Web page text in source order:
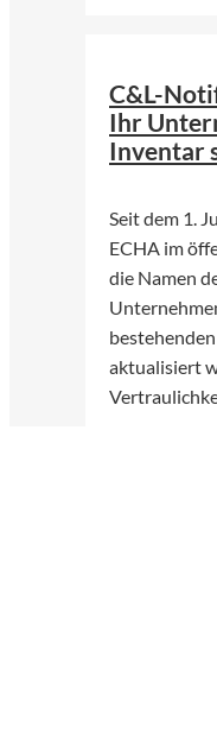
C&L-
Ihr
Inventar
Seit dem 1.
ECHA im
die Namen
aktualisiert